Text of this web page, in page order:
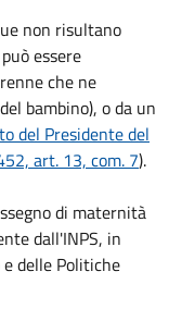
non risultano
essere
che ne
bambino), o da un
del Presidente del
art. 13, com. 7).
di maternità
dall'INPS, in
delle Politiche